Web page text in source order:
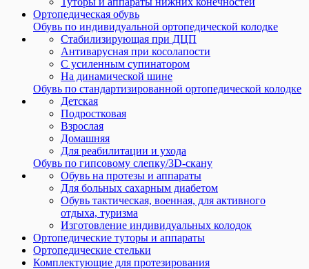
Ортопедическая обувь
Обувь по индивидуальной ортопедической колодке
Стабилизирующая при ДЦП
Антиварусная при косолапости
С усиленным супинатором
На динамической шине
Обувь по стандартизированной ортопедической колодке
Детская
Подростковая
Взрослая
Домашняя
Для реабилитации и ухода
Обувь по гипсовому слепку/3D-скану
Обувь на протезы и аппараты
Для больных сахарным диабетом
Обувь тактическая, военная, для активного
отдыха, туризма
Изготовление индивидуальных колодок
Ортопедические туторы и аппараты
Ортопедические cтельки
Комплектующие для протезирования